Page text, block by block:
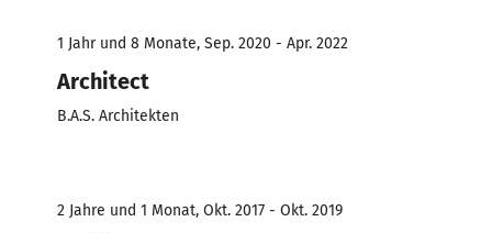
1 Jahr und 8 Monate, Sep. 2020 - Apr. 2022
Architect
B.A.S. Architekten
2 Jahre und 1 Monat, Okt. 2017 - Okt. 2019